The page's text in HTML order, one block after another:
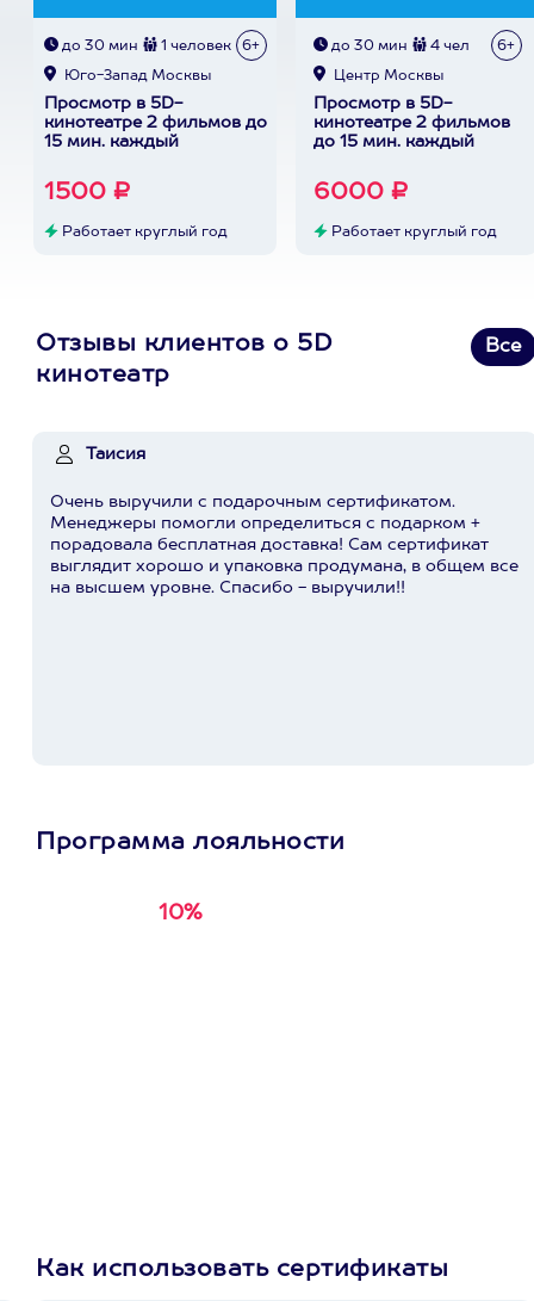
до 30 мин 1 человек 6+
Юго-Запад Москвы
Просмотр в 5D-
кинотеатре 2 фильмов до
15 мин. каждый
1500 ₽
Работает круглый год
до 30 мин 4 чел 6+
Центр Москвы
Просмотр в 5D-
кинотеатре 2 фильмов
до 15 мин. каждый
6000 ₽
Работает круглый год
Отзывы клиентов о 5D
кинотеатр
Все
Таисия
Очень выручили с подарочным сертификатом.
Менеджеры помогли определиться с подарком +
порадовала бесплатная доставка! Сам сертификат
выглядит хорошо и упаковка продумана, в общем все
на высшем уровне. Спасибо - выручили!!
Программа лояльности
10%
Как использовать сертификаты